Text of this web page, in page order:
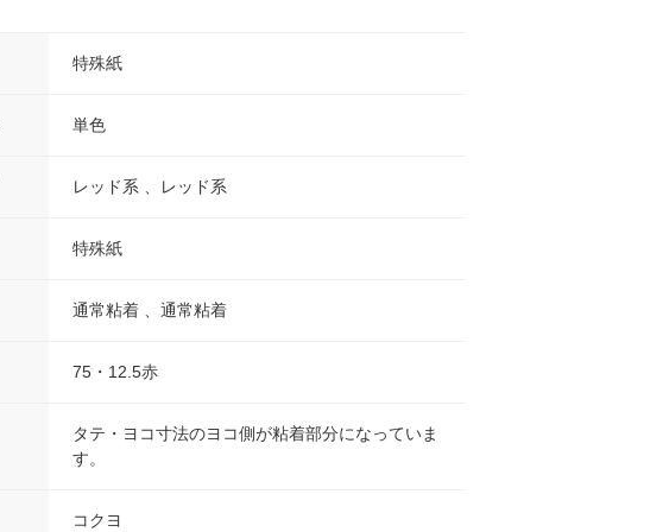
特殊紙
単色
レッド系 、レッド系
特殊紙
通常粘着 、通常粘着
75・12.5赤
タテ・ヨコ寸法のヨコ側が粘着部分になっていま
す。
コクヨ